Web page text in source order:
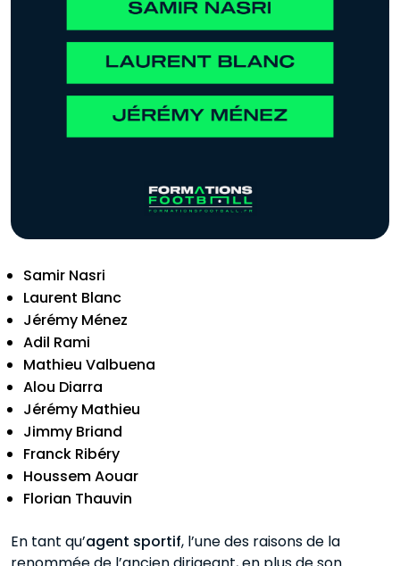
Samir Nasri
Laurent Blanc
Jérémy Ménez
Adil Rami
Mathieu Valbuena
Alou Diarra
Jérémy Mathieu
Jimmy Briand
Franck Ribéry
Houssem Aouar
Florian Thauvin
En tant qu’agent sportif, l’une des raisons de la